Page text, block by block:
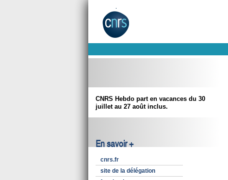
CNRS Hebdo part en vacances du 30
juillet au 27 août inclus.
En savoir +
cnrs.fr
site de la délégation